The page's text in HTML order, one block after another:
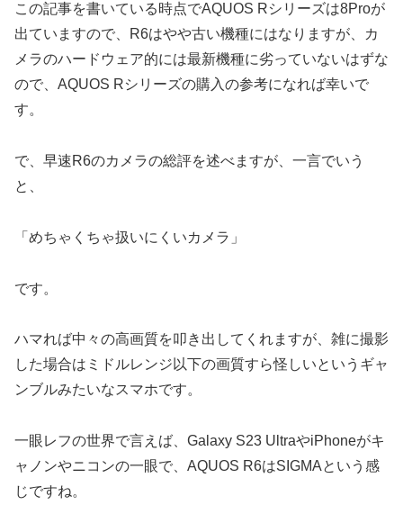
この記事を書いている時点でAQUOS Rシリーズは8Proが
出ていますので、R6はやや古い機種にはなりますが、カ
メラのハードウェア的には最新機種に劣っていないはずな
ので、AQUOS Rシリーズの購入の参考になれば幸いで
す。
で、早速R6のカメラの総評を述べますが、一言でいう
と、
「めちゃくちゃ扱いにくいカメラ」
です。
ハマれば中々の高画質を叩き出してくれますが、雑に撮影
した場合はミドルレンジ以下の画質すら怪しいというギャ
ンブルみたいなスマホです。
一眼レフの世界で言えば、Galaxy S23 UltraやiPhoneがキ
ャノンやニコンの一眼で、AQUOS R6はSIGMAという感
じですね。